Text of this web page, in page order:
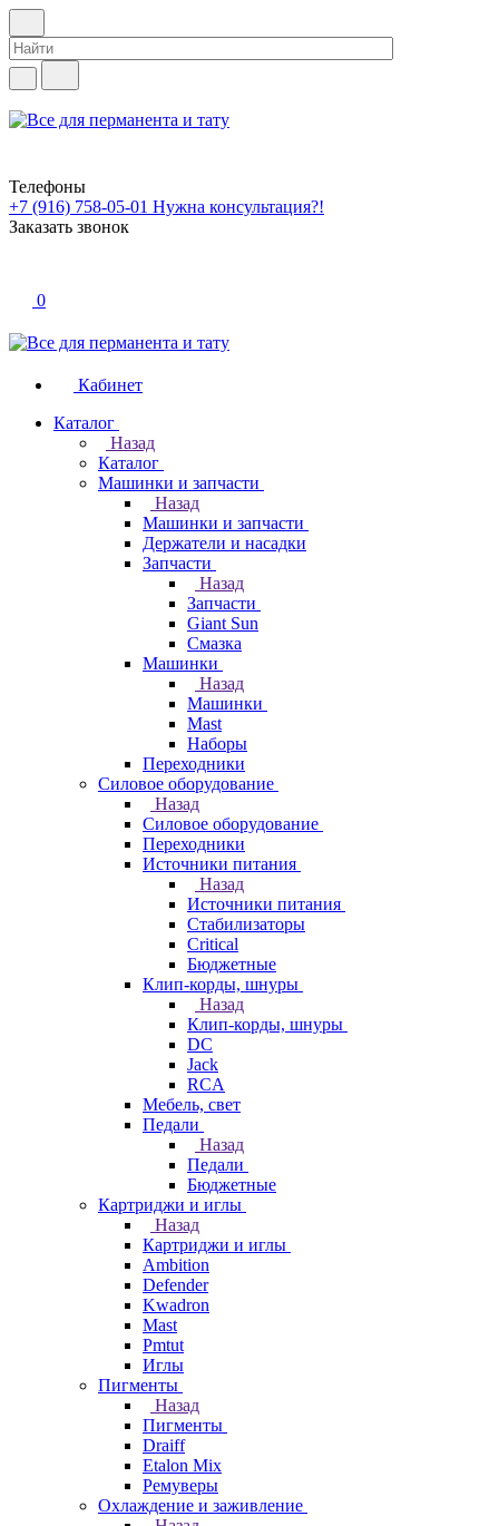
Телефоны
+7 (916) 758-05-01 Нужна консультация?!
Заказать звонок
0
Кабинет
Каталог
Назад
Каталог
Машинки и запчасти
Назад
Машинки и запчасти
Держатели и насадки
Запчасти
Назад
Запчасти
Giant Sun
Смазка
Машинки
Назад
Машинки
Mast
Наборы
Переходники
Силовое оборудование
Назад
Силовое оборудование
Переходники
Источники питания
Назад
Источники питания
Стабилизаторы
Critical
Бюджетные
Клип-корды, шнуры
Назад
Клип-корды, шнуры
DC
Jack
RCA
Мебель, свет
Педали
Назад
Педали
Бюджетные
Картриджи и иглы
Назад
Картриджи и иглы
Ambition
Defender
Kwadron
Mast
Pmtut
Иглы
Пигменты
Назад
Пигменты
Draiff
Etalon Mix
Ремуверы
Охлаждение и заживление